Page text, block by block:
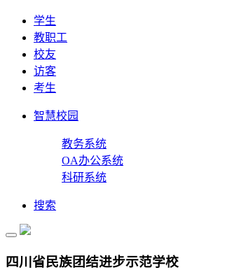
学生
教职工
校友
访客
考生
智慧校园
教务系统
OA办公系统
科研系统
搜索
四川省民族团结进步示范学校